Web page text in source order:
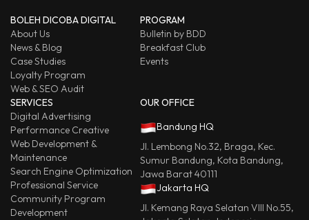
BOLEH DICOBA DIGITAL
About Us
News & Blog
Case Studies
Loyalty Program
Web & SEO Audit
PROGRAM
Bulletin by BDD
Breakfast Club
Events
SERVICES
Digital Advertising
Performance Creative
Web Development &
Maintenance
Search Engine Optimization
Professional Service
Community Program
Development
OUR OFFICE
Bandung HQ
Jl. Lembong No.32, Braga, Kec.
Sumur Bandung, Kota Bandung,
Jawa Barat 40111
Jakarta HQ
Jl. Kemang Raya Selatan VIII No.55,